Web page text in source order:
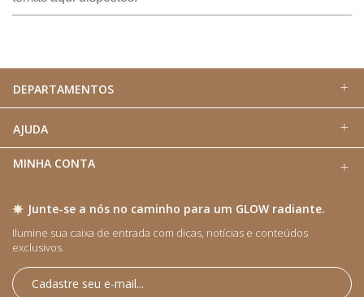
DEPARTAMENTOS
AJUDA
MINHA CONTA
Junte-se a nós no caminho para um GLOW radiante.
Ilumine sua caixa de entrada com dicas, notícias e conteúdos
exclusivos.​